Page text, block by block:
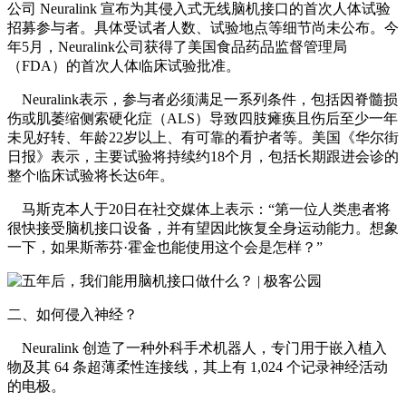
公司 Neuralink 宣布为其侵入式无线脑机接口的首次人体试验
招募参与者。具体受试者人数、试验地点等细节尚未公布。今
年5月，Neuralink公司获得了美国食品药品监督管理局
（FDA）的首次人体临床试验批准。
Neuralink表示，参与者必须满足一系列条件，包括因脊髓损
伤或肌萎缩侧索硬化症（ALS）导致四肢瘫痪且伤后至少一年
未见好转、年龄22岁以上、有可靠的看护者等。美国《华尔街
日报》表示，主要试验将持续约18个月，包括长期跟进会诊的
整个临床试验将长达6年。
马斯克本人于20日在社交媒体上表示：“第一位人类患者将
很快接受脑机接口设备，并有望因此恢复全身运动能力。想象
一下，如果斯蒂芬·霍金也能使用这个会是怎样？”
二、如何侵入神经？
Neuralink 创造了一种外科手术机器人，专门用于嵌入植入
物及其 64 条超薄柔性连接线，其上有 1,024 个记录神经活动
的电极。